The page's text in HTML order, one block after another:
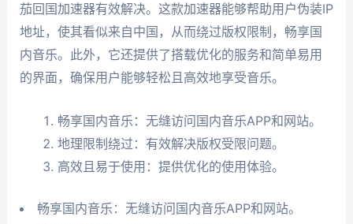
茄回国加速器有效解决。这款加速器能够帮助用户伪装IP
地址，使其看似来自中国，从而绕过版权限制，畅享国
内音乐。此外，它还提供了搭载优化的服务和简单易用
的界面，确保用户能够轻松且高效地享受音乐。
畅享国内音乐：无缝访问国内音乐APP和网站。
地理限制绕过：有效解决版权受限问题。
高效且易于使用：提供优化的使用体验。
畅享国内音乐：无缝访问国内音乐APP和网站。